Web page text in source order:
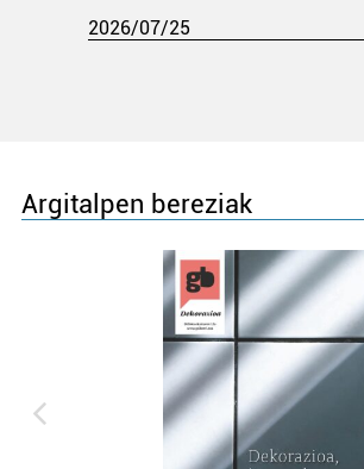
2026/07/25
Argitalpen bereziak